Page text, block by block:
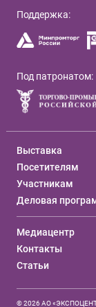
Поддержка:
Под патронатом:
Выставка
Посетителям
Участникам
Деловая
Медиацентр
Контакты
Статьи
© 2026 АО